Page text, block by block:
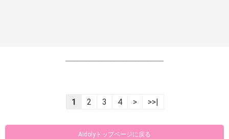
----------------------------------------------------------------
1 2 3 4 > >>|
Aidolyトップページに戻る